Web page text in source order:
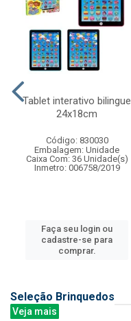
Tablet interativo bilingue
24x18cm
Código: 830030
Embalagem: Unidade
Caixa Com: 36 Unidade(s)
Inmetro: 006758/2019
Faça seu login ou
cadastre-se para
comprar.
Seleção Brinquedos
Veja mais